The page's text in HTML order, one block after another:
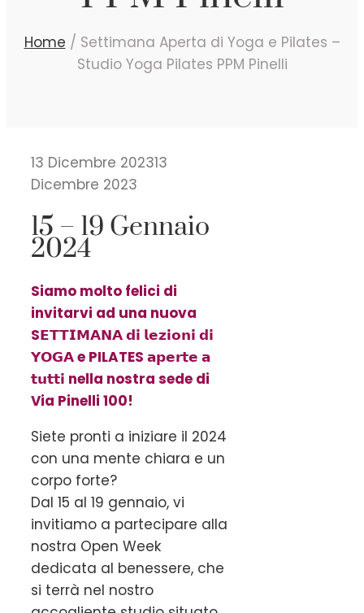
Home / Settimana Aperta di Yoga e Pilates –
Studio Yoga Pilates PPM Pinelli
13 Dicembre 202313
Dicembre 2023
15 – 19 Gennaio
2024
Siamo molto felici di
invitarvi ad una nuova
S𝗘𝗧𝗧𝗜𝗠𝗔𝗡𝗔 𝗱𝗶 𝗹𝗲𝘇𝗶𝗼𝗻𝗶 𝗱𝗶
𝗬𝗢𝗚𝗔 e PILATES 𝗮𝗽𝗲𝗿𝘁𝗲 𝗮
𝘁𝘂𝘁𝘁𝗶 nella nostra sede di
Via Pinelli 100!
Siete pronti a iniziare il 2024
con una mente chiara e un
corpo forte?
Dal 15 al 19 gennaio, vi
invitiamo a partecipare alla
nostra Open Week
dedicata al benessere, che
si terrà nel nostro